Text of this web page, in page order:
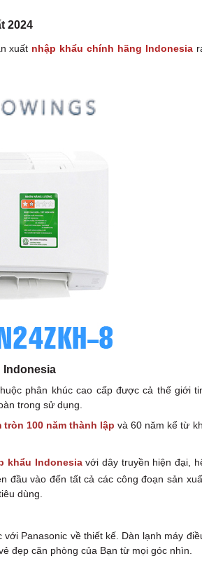
2024
xuất nhập khẩu chính hãng Indonesia
Indonesia
phân khúc cao cấp được cả thế giới
trong sử dụng.
tròn 100 năm thành lập và 60 năm kể từ
khẩu Indonesiavới dây truyền hiện đại,
đầu vào đến tất cả các công đoạn sản
dùng.
Panasonic về thiết kế. Dàn lạnh máy
đẹp căn phòng của Bạn từ mọi góc nhìn.